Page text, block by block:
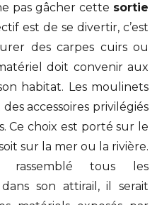
pas gâcher cette sortie
est de se divertir, c’est
des carpes cuirs ou
doit convenir aux
habitat. Les moulinets
accessoires privilégiés
Ce choix est porté sur le
sur la mer ou la rivière.
rassemblé tous les
son attirail, il serait